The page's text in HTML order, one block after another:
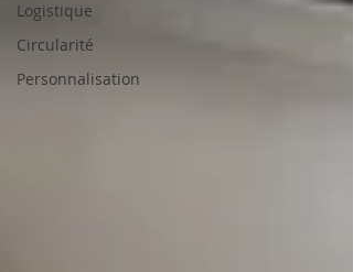
Logistique
Circularité
Personnalisation